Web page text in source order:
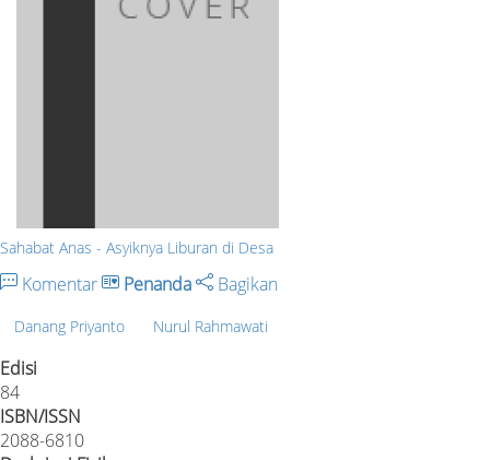
Sahabat Anas - Asyiknya Liburan di Desa
Komentar Penanda Bagikan
Danang Priyanto Nurul Rahmawati
Edisi
84
ISBN/ISSN
2088-6810